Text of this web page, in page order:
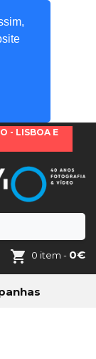
- LISBOA E
0 item - 0€